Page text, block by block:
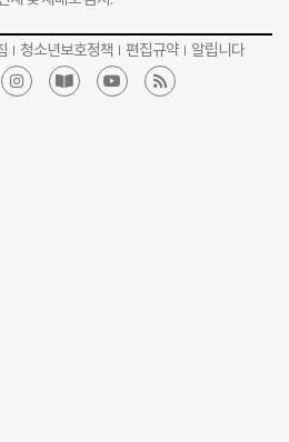
청소년보호정책 편집규약 알립니다